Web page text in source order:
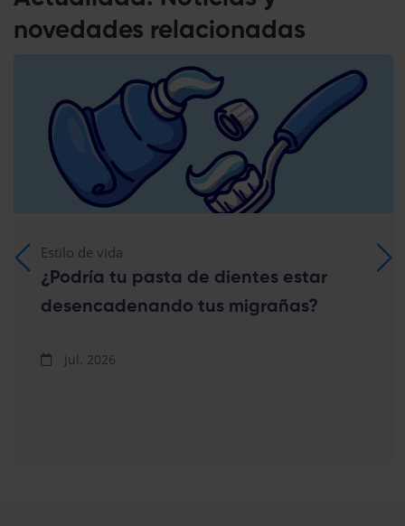
novedades relacionadas
Estilo de vida
¿Podría tu pasta de dientes estar
desencadenando tus migrañas?
jul. 2026